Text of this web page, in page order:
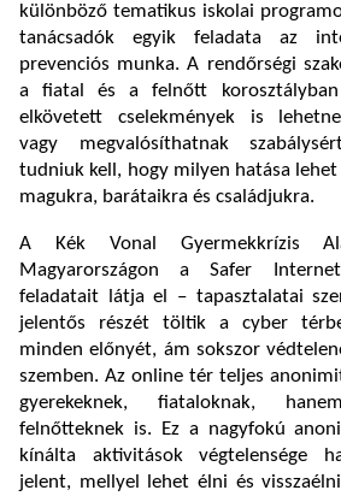
különböző tematikus iskolai
tanácsadók egyik feladata az
prevenciós munka. A rendőrségi
a fiatal és a felnőtt
elkövetett cselekmények is
vagy megvalósíthatnak
tudniuk kell, hogy milyen hatása
magukra, barátaikra és családjukra.
A Kék Vonal Gyermekkrízis
Magyarországon a Safer
feladatait látja el – tapasztalatai
jelentős részét töltik a cyber
minden előnyét, ám sokszor
szemben. Az online tér teljes
gyerekeknek, fiataloknak,
felnőtteknek is. Ez a nagyfokú
kínálta aktivitások végtelensége
jelent, mellyel lehet élni és